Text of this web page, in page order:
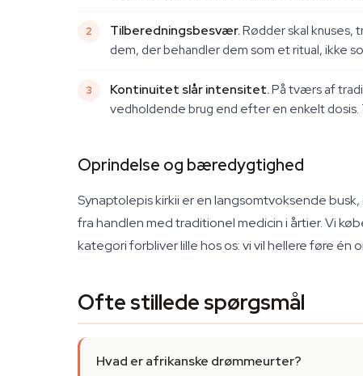
Tilberedningsbesvær.Rødder skal
dem, der behandler dem som et ritual, ikke
Kontinuitet slår intensitet.På tværs af
vedholdende brug end efter en enkelt
Oprindelse og bæredygtighed
Synaptolepis kirkii er en langsomtvoksende
fra handlen med traditionel medicin i årtier. Vi
kategori forbliver lille hos os: vi vil hellere føre
Ofte stillede spørgsmål
Hvad er afrikanske drømmeurter?